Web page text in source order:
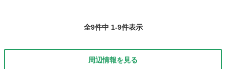
全9件中 1-9件表示
周辺情報を見る